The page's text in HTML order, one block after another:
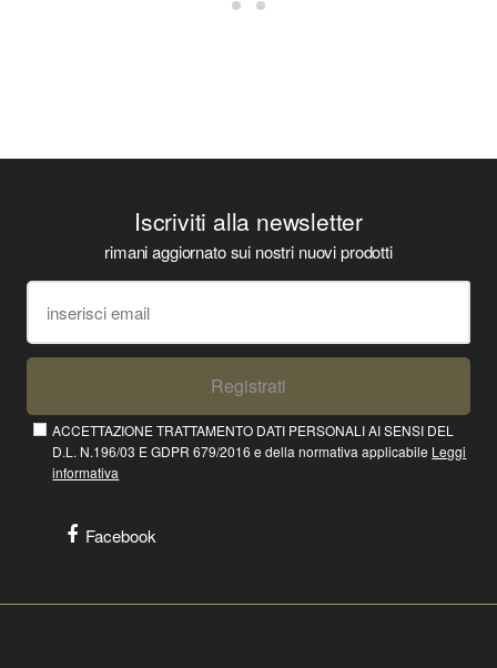
Iscriviti alla newsletter
rimani aggiornato sui nostri nuovi prodotti
Registrati
ACCETTAZIONE TRATTAMENTO DATI PERSONALI AI SENSI DEL
D.L. N.196/03 E GDPR 679/2016 e della normativa applicabile Leggi
informativa
Facebook